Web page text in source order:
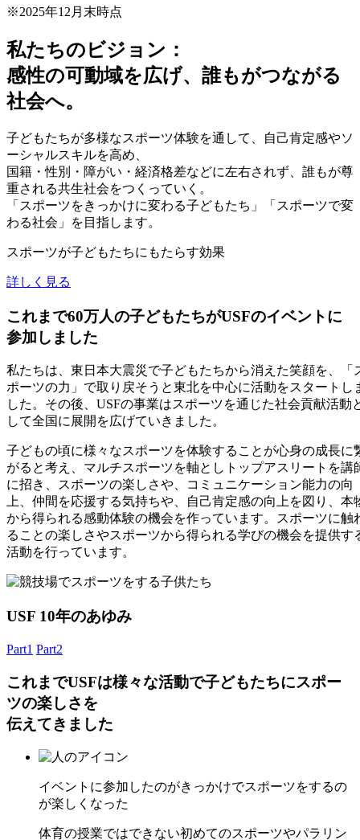
※2025年12月末時点
私たちのビジョン：
感性の可動域を広げ、誰もがつながる
社会へ。
子どもたちが多様なスポーツ体験を通して、自己肯定感やソ
ーシャルスキルを高め、
国籍・性別・障がい・経済格差などに左右されず、誰もが尊
重される共生社会をつくっていく。
「スポーツをきっかけに変わる子どもたち」「スポーツで変
わる社会」を目指します。
スポーツが子どもたちにもたらす効果
詳しく見る
これまで60万人の子どもたちがUSFのイベントに
参加しました
私たちは、東日本大震災で子どもたちから消えた笑顔を、「
ポーツの力」で取り戻そうと東北を中心に活動をスタートし
した。その後、USFの事業はスポーツを通じた社会貢献活動
して全国に展開を広げていきました。
子どもの頃に様々なスポーツを体験することが心身の成長に
がると考え、マルチスポーツを軸としトップアスリートを講
に招き、スポーツの楽しさや、コミュニケーション能力の向
上、仲間を応援する気持ちや、自己肯定感の向上を図り、本
から得られる感動体験の機会を作っています。スポーツに触
ることの楽しさやスポーツから得られる学びの機会を提供す
活動を行っています。
USF 10年のあゆみ
Part1 Part2
これまでUSFは様々な活動で子どもたちにスポー
ツの楽しさを
伝えてきました
イベントに参加したのがきっかけでスポーツをするの
が楽しくなった
体育の授業ではできない初めてのスポーツやパラリン